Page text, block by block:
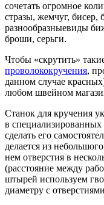
сочетать огромное
стразы, жемчуг, бисер,
разнообразныевиды
броши, серьги.
Чтобы «скрутить»
проволококручения,
данном случае
любом швейном
Станок для кручения
в
сделать его
делается из
нем отверстия в
(расстояние между
штырей используем
диаметру с